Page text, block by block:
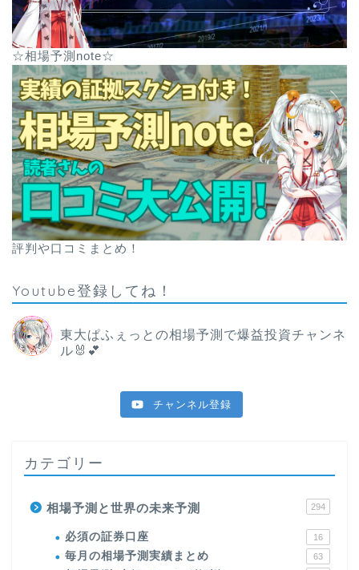
☆相場予測note☆
評判や口コミまとめ！
Youtube登録してね！
東大ぱふぇっとの相場予測で爆益投資チャンネ
ル🐰💕
チャンネル登録
カテゴリー
相場予測と世界の未来予測 294
必須の証券口座 16
毎月の相場予測実績まとめ 63